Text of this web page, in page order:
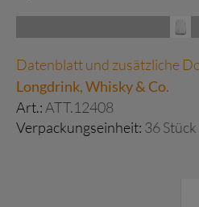
Datenblatt und zusätzliche
Longdrink, Whisky & Co.
Art.: ATT.12408
Verpackungseinheit: 36 Stück